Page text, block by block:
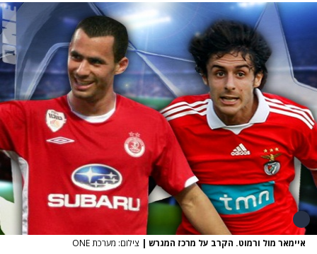
איימאר מול ורמוט. הקרב על מרכז המגרש | צילום: מערכת ONE